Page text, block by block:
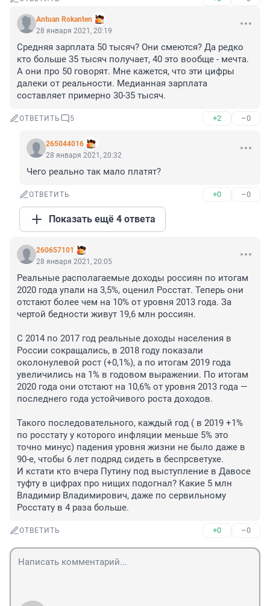
Antuan Rokanten
28 января 2021, 20:19
Средняя зарплата 50 тысяч? Они смеются? Да редко
кто больше 35 тысяч получает, 40 это вообще - мечта.
А они про 50 говорят. Мне кажется, что эти цифры
далеки от реальности. Медианная зарплата
составляет примерно 30-35 тысяч.
ОТВЕТИТЬ 5 +2 –0
265044016
28 января 2021, 20:32
Чего реально так мало платят?
ОТВЕТИТЬ +0 –0
Показать ещё 4 ответа
260657101
28 января 2021, 20:05
Реальные располагаемые доходы россиян по итогам
2020 года упали на 3,5%, оценил Росстат. Теперь они
отстают более чем на 10% от уровня 2013 года. За
чертой бедности живут 19,6 млн россиян.
С 2014 по 2017 год реальные доходы населения в
России сокращались, в 2018 году показали
околонулевой рост (+0,1%), а по итогам 2019 года
увеличились на 1% в годовом выражении. По итогам
2020 года они отстают на 10,6% от уровня 2013 года —
последнего года устойчивого роста доходов.
Такого последовательного, каждый год ( в 2019 +1%
по росстату у которого инфляции меньше 5% это
точно минус) падения уровня жизни не было даже в
90-е, чтобы 6 лет подряд сидеть в беспрсветухе.
И кстати кто вчера Путину под выступление в Давосе
туфту в цифрах про нищих подогнал? Какие 5 млн
Владимир Владимирович, даже по сервильному
Росстату в 4 раза больше.
ОТВЕТИТЬ +0 –0